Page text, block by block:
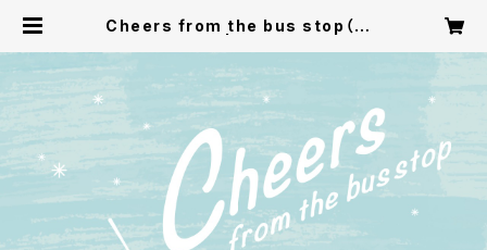
Cheers from the bus stop（CD